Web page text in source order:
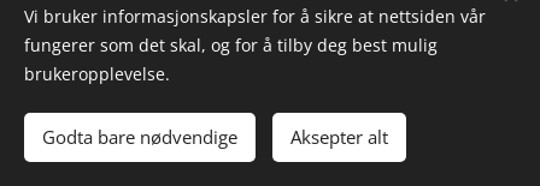
Legg til i handlekurven
© 2023 Alle rettigheter forbeholdt
Informasjonskapsler
Vi bruker informasjonskapsler for å sikre at nettsiden vår
fungerer som det skal, og for å tilby deg best mulig
brukeropplevelse.
Godta bare nødvendige Aksepter alt